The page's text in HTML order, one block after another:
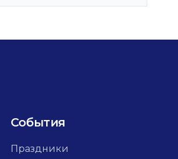
События
Праздники